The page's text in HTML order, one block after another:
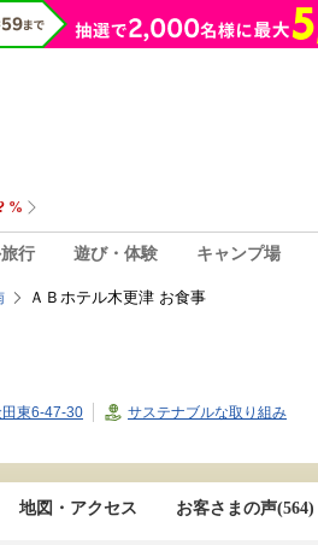
行 遊び・体験 キャンプ場
ＡＢホテル木更津 お食事
東6-47-30 サステナブルな取り組み
地図・アクセス お客さまの声(564)